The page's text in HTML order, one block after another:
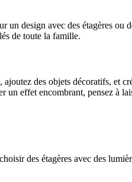
design avec des étagères ou
de toute la famille.
des objets décoratifs, et
effet encombrant, pensez à
des étagères avec des